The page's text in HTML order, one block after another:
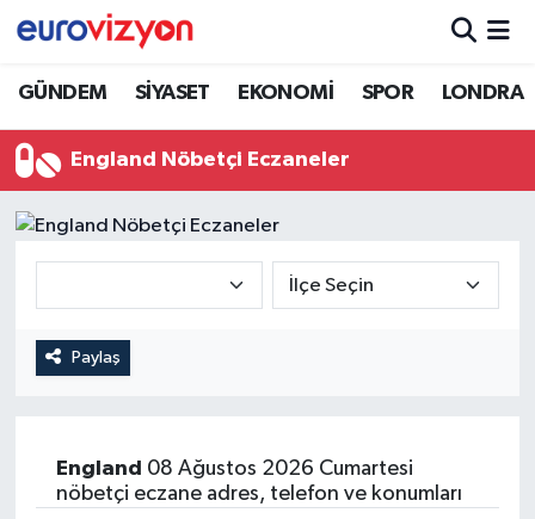
GÜNDEM SİYASET EKONOMİ SPOR LONDRA
England Nöbetçi Eczaneler
Paylaş
England 08 Ağustos 2026 Cumartesi
nöbetçi eczane adres, telefon ve konumları